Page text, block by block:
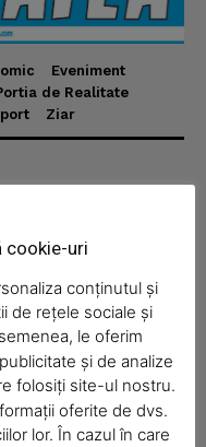
Eveniment
de Realitate
Ziar
actuale, informații
cookie-uri
conținutul și
de rețele sociale și
le oferim
și de analize
folosiți site-ul nostru.
oferite de dvs.
lor. În cazul în care